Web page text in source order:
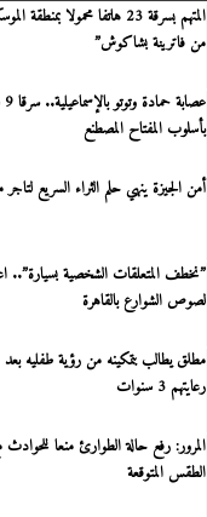
المتهم بسرقة 23 هاتفا محمولا
من فاترينة بشاكوش”
بأسلوب المفتاح المصطنع
أمن الجيزة ينهي حلم الثراء السريع
”نخطف المتعلقات الشخصية بسيارة”..
لصوص الشوارع بالقاهرة
مطلق يطالب بتمكينه من رؤية طفليه
رعايتهم 3 سنوات
المرور: رفع حالة الطوارئ منعا
الطقس المتوقعة